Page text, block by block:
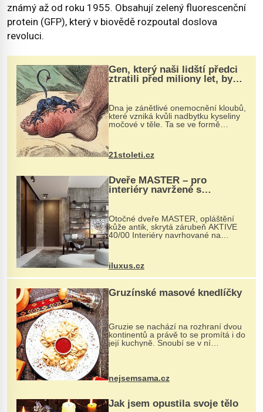
známý až od roku 1955. Obsahují zelený fluorescenční
protein (GFP), který v biovědě rozpoutal doslova
revoluci.
Gen, který naši lidští předci
ztratili před miliony let, by
mohl pomoci s léčbou
„nemoci králů“
Dna je zánětlivé onemocnění kloubů,
které vzniká kvůli nadbytku kyseliny
močové v těle. Ta se ve formě
nohou, a způsobuje bole...
21stoleti.cz
Dveře MASTER – pro
interiéry navržené s
rozumem i vášní!
Otočné dveře MASTER, opláštění
kůže antik, skrytá zárubeň AKTIVE
40/00 Interiéry navrhované na
zakázku často vyžadují atypické
rozměry nejen nábytku, ale i
dnes umož...
iluxus.cz
Gruzínské masové knedlíčky
Gruzie se nachází na rozhraní dvou
kontinentů a právě to se promítá i do
její kuchyně. Snoubí se v ní
evropské a asijské chutě a díky tomu
vznikají rozmanité a chuťově bohaté
pokrmy, které rozhodně st...
nejsemsama.cz
Jak jsem opustila svoje tělo